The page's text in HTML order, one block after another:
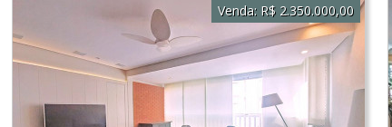
Venda: R$ 2.350.000,00